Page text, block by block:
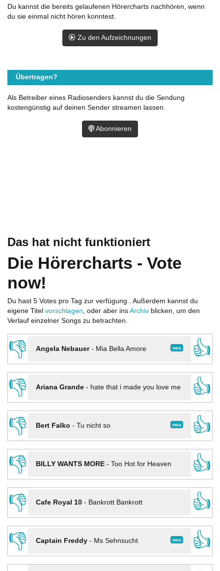
Das hat nicht funktioniert
Die Hörercharts - Vote
now!
Du hast 5 Votes pro Tag zur verfügung.. Außerdem kannst du
eigene Titel vorschlagen, oder aber ins Archiv blicken, um den
Verlauf einzelner Songs zu betrachten.
👎 neu
Angela Nebauer- Mia Bella Amore
👍
👎
Ariana Grande- hate that i made you love me
👍
👎
neu
Bert Falko - Tu nicht so
👍
👎
BILLY WANTS MORE- Too Hot for Heaven
👍
👎
Cafe Royal 10- Bankrott Bankrott
👍
👎
neu
Captain Freddy- Ms Sehnsucht
👍
Du kannst die bereits gelaufenen Hörercharts nachhören, wenn
du sie einmal nicht hören konntest.
Zu den Aufzeichnungen
Übertragen?
Als Betreiber eines Radiosenders kannst du die Sendung
kostengünstig auf deinen Sender streamen lassen.
Abonnieren